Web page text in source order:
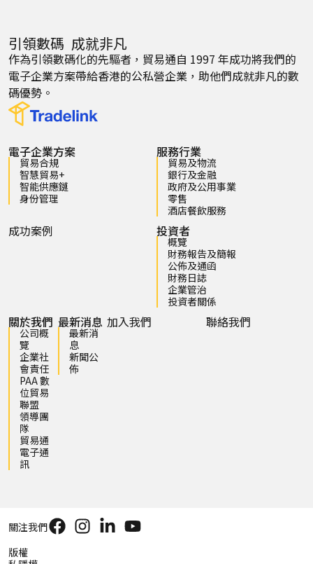
引領數碼 成就非凡
作為引領數碼化的先驅者，貿易通自 1997 年成功將我們的
電子企業方案帶給香港的公私營企業，助他們成就非凡的數
碼優勢。
電子企業方案
貿易合規
智慧貿易+
智能供應鏈
身份管理
服務行業
貿易及物流
銀行及金融
政府及公用事業
零售
酒店餐飲服務
成功案例 投資者
概覽
財務報告及簡報
公佈及通函
財務日誌
企業管治
投資者關係
關於我們
公司概
覽
企業社
會責任
PAA 數
位貿易
聯盟
領導團
隊
貿易通
電子通
訊
最新消息
最新消
息
新聞公
佈
加入我們 聯絡我們
版權
關注我們